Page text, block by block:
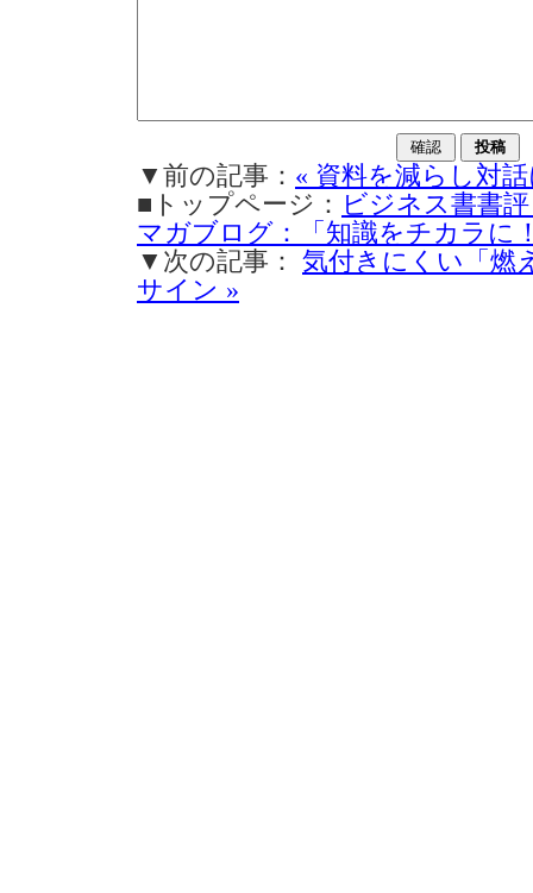
▼前の記事： « 資料を減らし対
■トップページ： ビジネス書書
マガブログ：「知識をチカラに
▼次の記事： 気付きにくい「燃
サイン »